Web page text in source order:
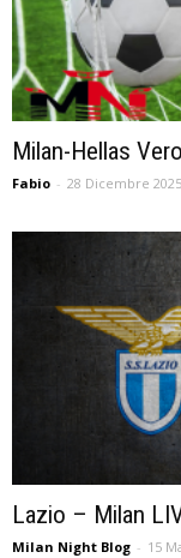
Milan-Hellas
Fabio - 28 Dicembre 2025
Lazio – Milan
Milan Night Blog - 15